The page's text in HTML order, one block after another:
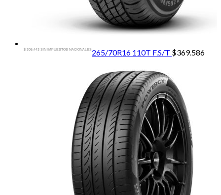
265/70R16 110T F.S/T $369.586
$ 305.443 SIN IMPUESTOS NACIONALES